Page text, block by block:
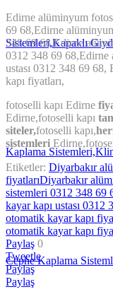
Edirne alüminyum
69 68,Edirne
348 69 68,Edirne
0312 348 69 68,Edirne
ustası 0312 348 69
kapı fiyatları,
fotoselli kapı Edirne
Edirne,fotoselli kapı
siteler,fotoselli kapı,
sistemleri
Etiketler: Diyarbakır
fiyatlarıDiyarbakır
sistemleri 0312 348 69
kayar kapı ustası 0312
otomatik kayar kapı
otomatik kayar kapı
Paylaş 0
Tweetle
Paylaş
Paylaş